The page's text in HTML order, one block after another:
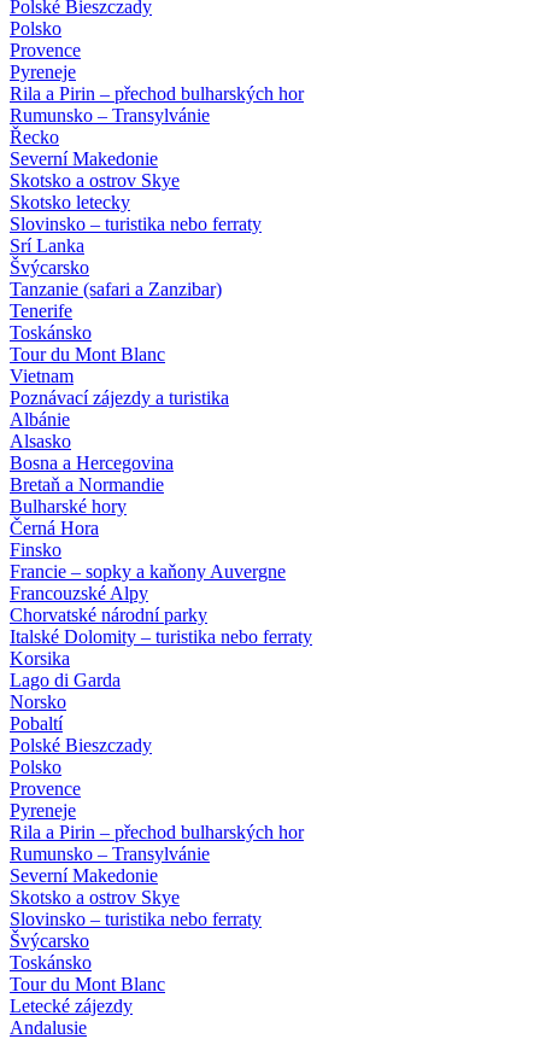
Polské Bieszczady
Polsko
Provence
Pyreneje
Rila a Pirin – přechod bulharských hor
Rumunsko – Transylvánie
Řecko
Severní Makedonie
Skotsko a ostrov Skye
Skotsko letecky
Slovinsko – turistika nebo ferraty
Srí Lanka
Švýcarsko
Tanzanie (safari a Zanzibar)
Tenerife
Toskánsko
Tour du Mont Blanc
Vietnam
Poznávací zájezdy a turistika
Albánie
Alsasko
Bosna a Hercegovina
Bretaň a Normandie
Bulharské hory
Černá Hora
Finsko
Francie – sopky a kaňony Auvergne
Francouzské Alpy
Chorvatské národní parky
Italské Dolomity – turistika nebo ferraty
Korsika
Lago di Garda
Norsko
Pobaltí
Polské Bieszczady
Polsko
Provence
Pyreneje
Rila a Pirin – přechod bulharských hor
Rumunsko – Transylvánie
Severní Makedonie
Skotsko a ostrov Skye
Slovinsko – turistika nebo ferraty
Švýcarsko
Toskánsko
Tour du Mont Blanc
Letecké zájezdy
Andalusie